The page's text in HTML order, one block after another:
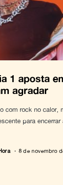
1 aposta
agradar
com rock no calor,
para encerrar
8 de novembro